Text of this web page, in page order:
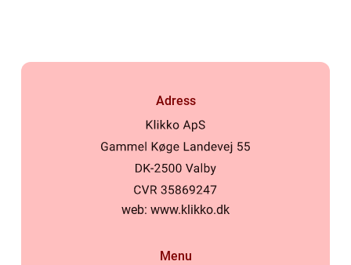
Adress
web: www.klikko.dk
Menu